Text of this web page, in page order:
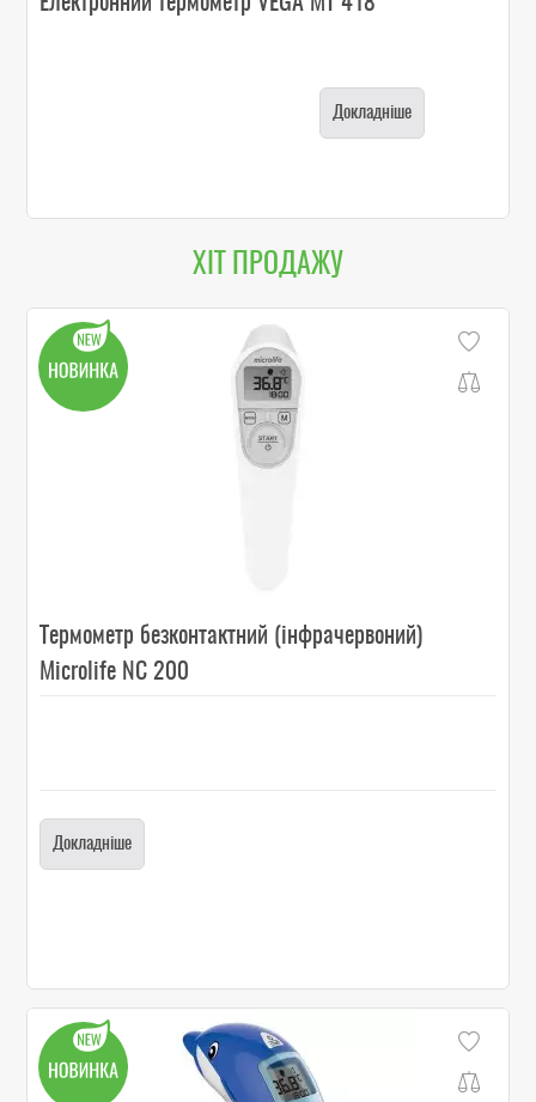
Докладніше
ХІТ ПРОДАЖУ
Термометр безконтактний (інфрачервоний)
Microlife NC 200
Докладніше